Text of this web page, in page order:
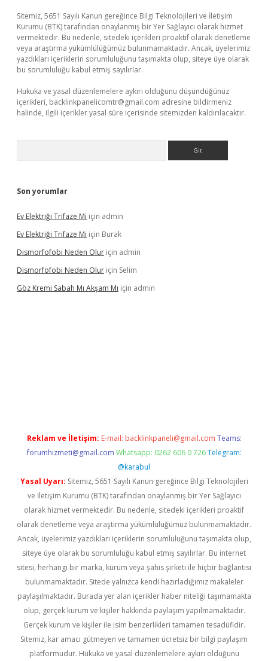
Sitemiz, 5651 Sayılı Kanun gereğince Bilgi Teknolojileri ve İletişim
Kurumu (BTK) tarafından onaylanmış bir Yer Sağlayıcı olarak hizmet
vermektedir. Bu nedenle, sitedeki içerikleri proaktif olarak denetleme
veya araştırma yükümlülüğümüz bulunmamaktadır. Ancak, üyelerimiz
yazdıkları içeriklerin sorumluluğunu taşımakta olup, siteye üye olarak
bu sorumluluğu kabul etmiş sayılırlar.
Hukuka ve yasal düzenlemelere aykırı olduğunu düşündüğünüz
içerikleri, backlinkpanelicomtr@gmail.com adresine bildirmeniz
halinde, ilgili içerikler yasal süre içerisinde sitemizden kaldırılacaktır.
Son yorumlar
Ev Elektriği Trifaze Mi için admin
Ev Elektriği Trifaze Mi için Burak
Dismorfofobi Neden Olur için admin
Dismorfofobi Neden Olur için Selim
Göz Kremi Sabah Mı Akşam Mı için admin
Reklam ve İletişim: E-mail: backlinkpaneli@gmail.com Teams:
forumhizmeti@gmail.com Whatsapp: 0262 606 0 726 Telegram:
@karabul
Yasal Uyarı: Sitemiz, 5651 Sayılı Kanun gereğince Bilgi Teknolojileri
ve İletişim Kurumu (BTK) tarafından onaylanmış bir Yer Sağlayıcı
olarak hizmet vermektedir. Bu nedenle, sitedeki içerikleri proaktif
olarak denetleme veya araştırma yükümlülüğümüz bulunmamaktadır.
Ancak, üyelerimiz yazdıkları içeriklerin sorumluluğunu taşımakta olup,
siteye üye olarak bu sorumluluğu kabul etmiş sayılırlar. Bu internet
sitesi, herhangi bir marka, kurum veya şahıs şirketi ile hiçbir bağlantısı
bulunmamaktadır. Sitede yalnızca kendi hazırladığımız makaleler
paylaşılmaktadır. Burada yer alan içerikler haber niteliği taşımamakta
olup, gerçek kurum ve kişiler hakkında paylaşım yapılmamaktadır.
Gerçek kurum ve kişiler ile isim benzerlikleri tamamen tesadüfidir.
Sitemiz, kar amacı gütmeyen ve tamamen ücretsiz bir bilgi paylaşım
platformudur. Hukuka ve yasal düzenlemelere aykırı olduğunu